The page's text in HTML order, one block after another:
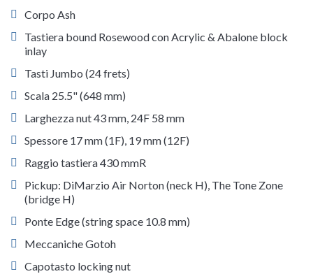
Corpo Ash
Tastiera bound Rosewood con Acrylic & Abalone block
inlay
Tasti Jumbo (24 frets)
Scala 25.5" (648 mm)
Larghezza nut 43 mm, 24F 58 mm
Spessore 17 mm (1F), 19 mm (12F)
Raggio tastiera 430 mmR
Pickup: DiMarzio Air Norton (neck H), The Tone Zone
(bridge H)
Ponte Edge (string space 10.8 mm)
Meccaniche Gotoh
Capotasto locking nut